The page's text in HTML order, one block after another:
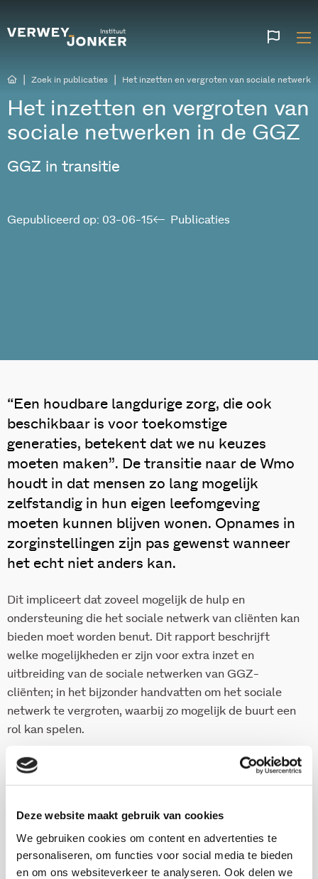
Deze website maakt gebruik van cookies
We gebruiken cookies om content en advertenties te
personaliseren, om functies voor social media te bieden
en om ons websiteverkeer te analyseren. Ook delen we
Zoek in publicaties Het inzetten en vergroten van sociale
Het inzetten en vergroten van
sociale netwerken in de GGZ
GGZ in transitie
Publicaties
Gepubliceerd op: 03-06-15
“Een houdbare langdurige zorg, die ook
beschikbaar is voor toekomstige
generaties, betekent dat we nu keuzes
moeten maken”. De transitie naar de Wmo
houdt in dat mensen zo lang mogelijk
zelfstandig in hun eigen leefomgeving
moeten kunnen blijven wonen. Opnames in
zorginstellingen zijn pas gewenst wanneer
het echt niet anders kan.
Dit impliceert dat zoveel mogelijk de hulp en
ondersteuning die het sociale netwerk van cliënten kan
bieden moet worden benut. Dit rapport beschrijft
welke mogelijkheden er zijn voor extra inzet en
uitbreiding van de sociale netwerken van GGZ-
cliënten; in het bijzonder handvatten om het sociale
netwerk te vergroten, waarbij zo mogelijk de buurt een
rol kan spelen.
Onderzoekers